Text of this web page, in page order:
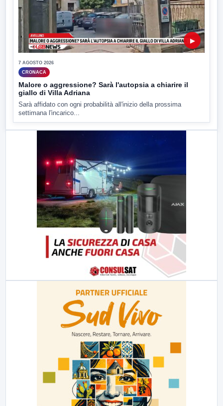
▶
7 AGOSTO 2026
CRONACA
Malore o aggressione? Sarà l'autopsia a chiarire il
giallo di Villa Adriana
Sarà affidato con ogni probabilità all'inizio della prossima
settimana l'incarico...